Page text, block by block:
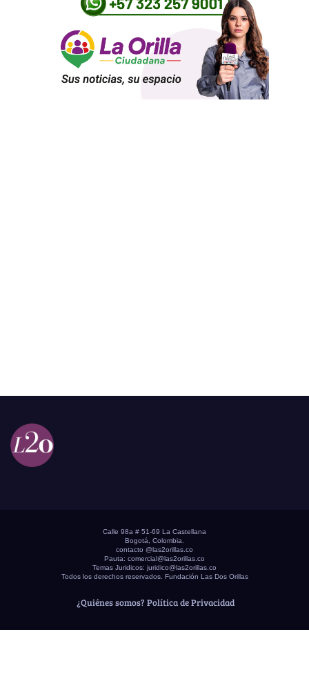
Calle 98a # 51-69 La Castellana
Bogotá, Colombia.
contacto @las2orillas.co
Pauta: comercial@las2orillas.co
Temas Juridicos: juridico@las2orillas.co
Todos los derechos reservados. Fundación Las Dos Orillas
¿Quiénes somos? Política de Privacidad